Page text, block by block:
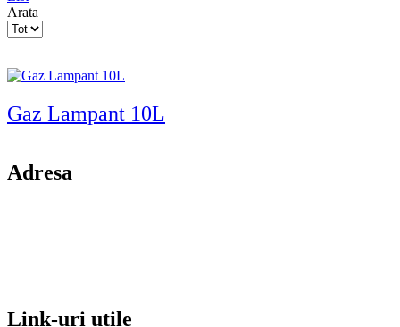
Arata
Products
Gaz Lampant 10L
Adresa
Link-uri utile